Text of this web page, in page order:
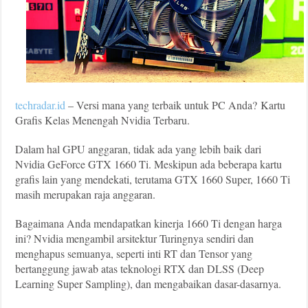
techradar.id – Versi mana yang terbaik untuk PC Anda?Kartu
Grafis Kelas Menengah Nvidia Terbaru.
Dalam hal GPU anggaran, tidak ada yang lebih baik dari
Nvidia GeForce GTX 1660 Ti. Meskipun ada beberapa kartu
grafis lain yang mendekati, terutama GTX 1660 Super, 1660 Ti
masih merupakan raja anggaran.
Bagaimana Anda mendapatkan kinerja 1660 Ti dengan harga
ini? Nvidia mengambil arsitektur Turingnya sendiri dan
menghapus semuanya, seperti inti RT dan Tensor yang
bertanggung jawab atas teknologi RTX dan DLSS (Deep
Learning Super Sampling), dan mengabaikan dasar-dasarnya.